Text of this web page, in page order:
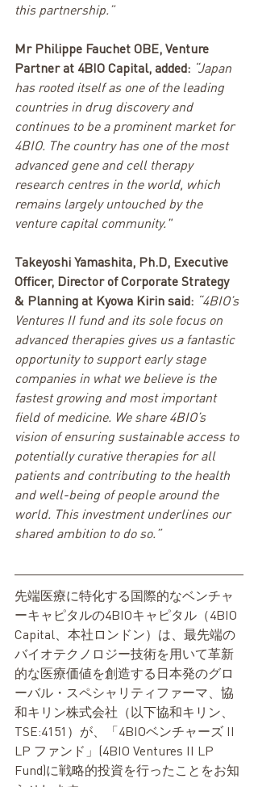
this partnership.”
Mr Philippe Fauchet OBE, Venture
Partner at 4BIO Capital, added: “Japan
has rooted itself as one of the leading
countries in drug discovery and
continues to be a prominent market for
4BIO. The country has one of the most
advanced gene and cell therapy
research centres in the world, which
remains largely untouched by the
venture capital community."
Takeyoshi Yamashita, Ph.D, Executive
Officer, Director of Corporate Strategy
& Planning at Kyowa Kirin said: “4BIO’s
Ventures II fund and its sole focus on
advanced therapies gives us a fantastic
opportunity to support early stage
companies in what we believe is the
fastest growing and most important
field of medicine. We share 4BIO’s
vision of ensuring sustainable access to
potentially curative therapies for all
patients and contributing to the health
and well-being of people around the
world. This investment underlines our
shared ambition to do so.”
先端医療に特化する国際的なベンチャ
ーキャピタルの4BIOキャピタル（4BIO
Capital、本社ロンドン）は、最先端の
バイオテクノロジー技術を用いて革新
的な医療価値を創造する日本発のグロ
ーバル・スペシャリティファーマ、協
和キリン株式会社（以下協和キリン、
TSE:4151）が、「4BIOベンチャーズ II
LP ファンド」(4BIO Ventures II LP
Fund)に戦略的投資を行ったことをお知